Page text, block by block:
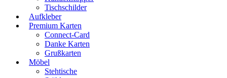
Tischschilder
Aufkleber
Premium Karten
Connect-Card
Danke Karten
Grußkarten
Möbel
Stehtische